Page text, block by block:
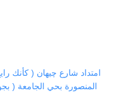
امتداد شارع چيهان ( كأنك